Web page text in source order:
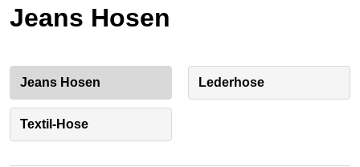
Jeans Hosen
Jeans Hosen Lederhose
Textil-Hose